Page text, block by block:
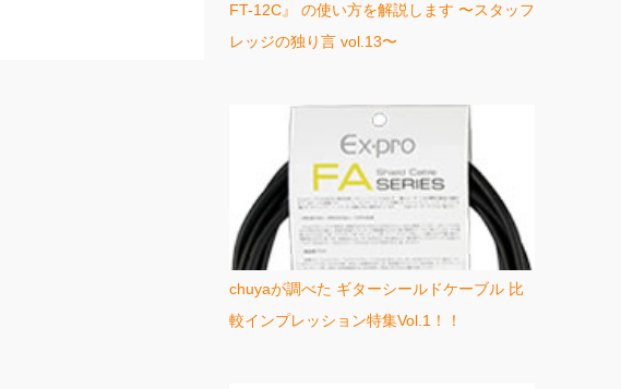
FT-12C』 の使い方を解説します 〜スタッフ
レッジの独り言 vol.13〜
chuyaが調べた ギターシールドケーブル 比
較インプレッション特集Vol.1！！